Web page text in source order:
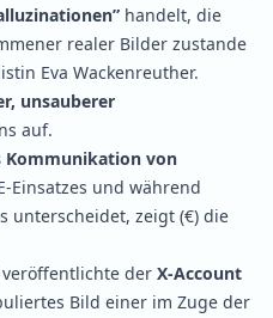
handelt, die
realer Bilder zustande
Eva Wackenreuther.
unsauberer
auf.
Kommunikation von
Einsatzes und während
unterscheidet, zeigt (€) die
veröffentlichte der X-Account
Bild einer im Zuge der